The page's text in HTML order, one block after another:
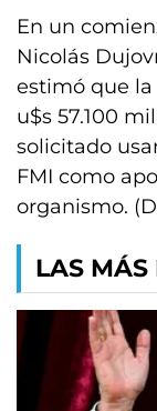
En un
Nicolás
estimó que
u$s 57.100
solicitado
FMI como
organismo.
LAS MÁS